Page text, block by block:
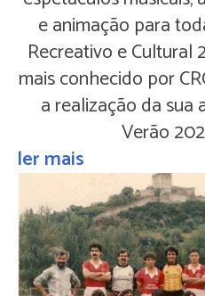
e animação para
Recreativo e Cultural
mais conhecido por
a realização da sua
Verão
ler mais